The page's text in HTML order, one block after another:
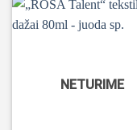
NETURIME